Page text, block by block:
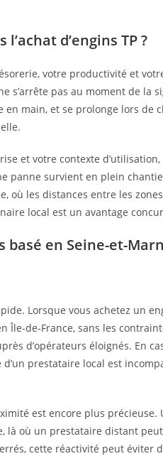
d’engins TP ?
votre productivité et
s’arrête pas au moment de la
main, et se prolonge lors de
et votre contexte
panne survient en plein
où les distances entre les
local est un avantage
basé en Seine-et-
Lorsque vous achetez un
Île-de-France, sans les
d’opérateurs éloignés. En
prestataire local est
est encore plus
là où un prestataire distant
cette réactivité peut éviter